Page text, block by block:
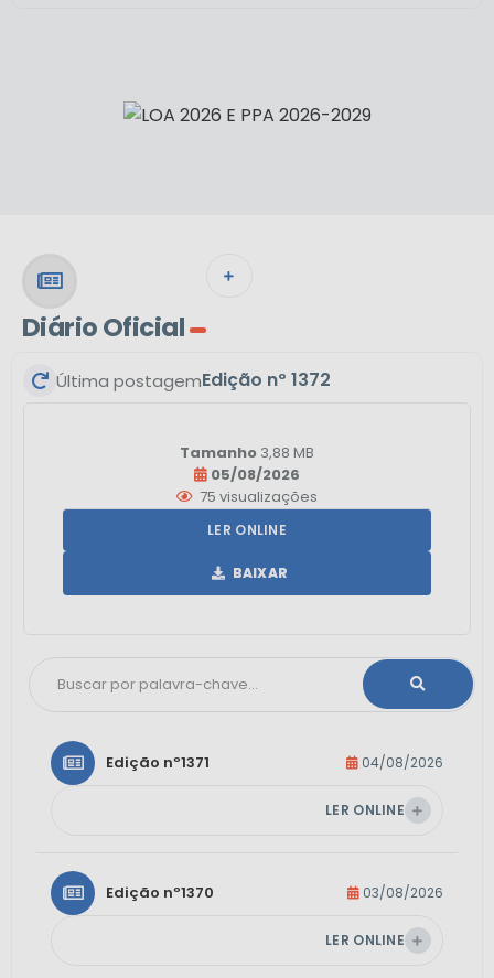
Diário Oficial
VER MAIS
Última postagemEdição nº 1372
Tamanho 3,88 MB
05/08/2026
75 visualizações
LER ONLINE
BAIXAR
Edição nº1371 04/08/2026
LER ONLINE
Edição nº1370 03/08/2026
LER ONLINE